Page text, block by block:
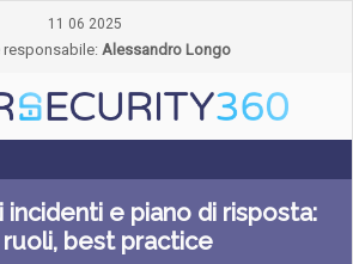
11 06 2025
responsabile: Alessandro Longo
e piano di risposta:
best practice